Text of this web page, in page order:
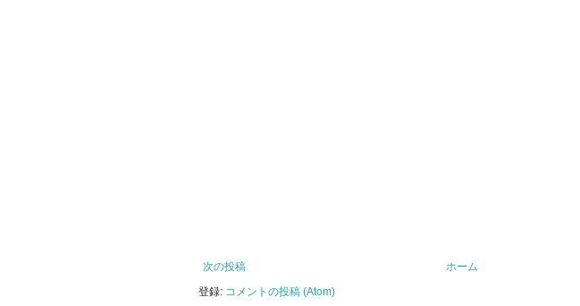
次の投稿
ホーム
登録: コメントの投稿 (Atom)